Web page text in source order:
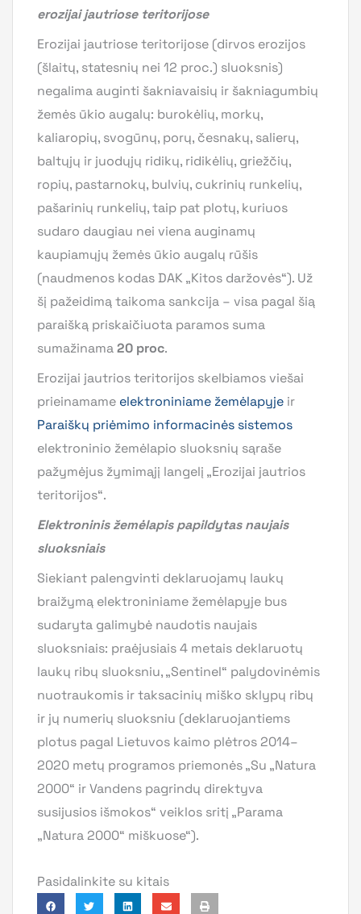
erozijai jautriose teritorijose
Erozijai jautriose teritorijose (dirvos erozijos
(šlaitų, statesnių nei 12 proc.) sluoksnis)
negalima auginti šakniavaisių ir šakniagumbių
žemės ūkio augalų: burokėlių, morkų,
kaliaropių, svogūnų, porų, česnakų, salierų,
baltųjų ir juodųjų ridikų, ridikėlių, griežčių,
ropių, pastarnokų, bulvių, cukrinių runkelių,
pašarinių runkelių, taip pat plotų, kuriuos
sudaro daugiau nei viena auginamų
kaupiamųjų žemės ūkio augalų rūšis
(naudmenos kodas DAK „Kitos daržovės“). Už
šį pažeidimą taikoma sankcija – visa pagal šią
paraišką priskaičiuota paramos suma
sumažinama20 proc.
Erozijai jautrios teritorijos skelbiamos viešai
prieinamame elektroniniame žemėlapyje ir
Paraiškų priėmimo informacinės sistemos
elektroninio žemėlapio sluoksnių sąraše
pažymėjus žymimąjį langelį „Erozijai jautrios
teritorijos“.
Elektroninis žemėlapis papildytas naujais
sluoksniais
Siekiant palengvinti deklaruojamų laukų
braižymą elektroniniame žemėlapyje bus
sudaryta galimybė naudotis naujais
sluoksniais: praėjusiais 4 metais deklaruotų
laukų ribų sluoksniu, „Sentinel“ palydovinėmis
nuotraukomis ir taksacinių miško sklypų ribų
ir jų numerių sluoksniu (deklaruojantiems
plotus pagal Lietuvos kaimo plėtros 2014–
2020 metų programos priemonės „Su „Natura
2000“ ir Vandens pagrindų direktyva
susijusios išmokos“ veiklos sritį „Parama
„Natura 2000“ miškuose“).
Pasidalinkite su kitais